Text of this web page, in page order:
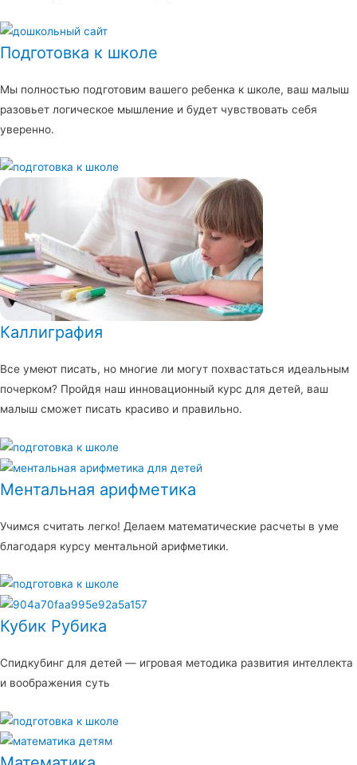
Подготовка к школе
Мы полностью подготовим вашего ребенка к школе, ваш малыш
разовьет логическое мышление и будет чувствовать себя
уверенно.
Каллиграфия
Все умеют писать, но многие ли могут похвастаться идеальным
почерком? Пройдя наш инновационный курс для детей, ваш
малыш сможет писать красиво и правильно.
Ментальная арифметика
Учимся считать легко! Делаем математические расчеты в уме
благодаря курсу ментальной арифметики.
Кубик Рубика
Спидкубинг для детей — игровая методика развития интеллекта
и воображения суть